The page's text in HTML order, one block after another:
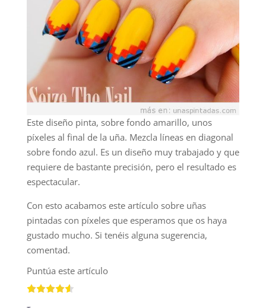
Este diseño pinta, sobre fondo amarillo, unos
píxeles al final de la uña. Mezcla líneas en diagonal
sobre fondo azul. Es un diseño muy trabajado y que
requiere de bastante precisión, pero el resultado es
espectacular.
Con esto acabamos este artículo sobre uñas
pintadas con píxeles que esperamos que os haya
gustado mucho. Si tenéis alguna sugerencia,
comentad.
Puntúa este artículo